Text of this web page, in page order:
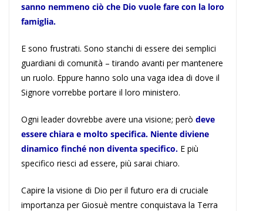
sanno nemmeno ciò che Dio vuole fare con la loro
famiglia.
E sono frustrati. Sono stanchi di essere dei semplici
guardiani di comunità – tirando avanti per mantenere
un ruolo. Eppure hanno solo una vaga idea di dove il
Signore vorrebbe portare il loro ministero.
Ogni leader dovrebbe avere una visione; però deve
essere chiara e molto specifica. Niente diviene
dinamico finché non diventa specifico. E più
specifico riesci ad essere, più sarai chiaro.
Capire la visione di Dio per il futuro era di cruciale
importanza per Giosuè mentre conquistava la Terra